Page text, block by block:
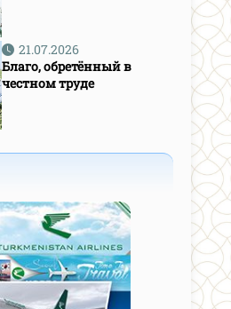
21.07.2026
Благо, обретённый в
честном труде